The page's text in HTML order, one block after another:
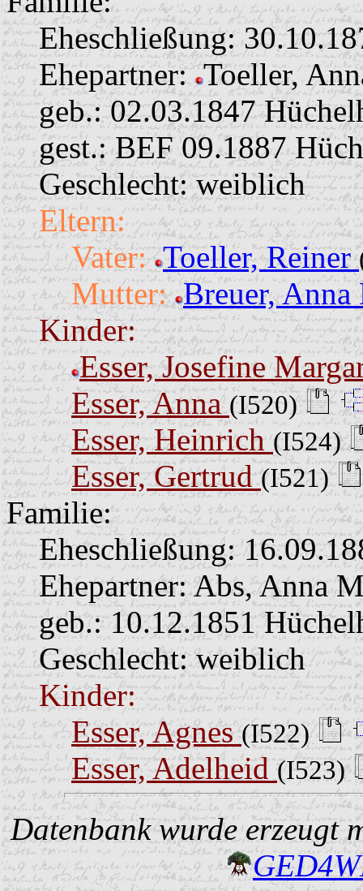
Eheschließung:
Ehepartner: Toeller,
geb.: 02.03.1847
gest.: BEF 09.1887
Geschlecht: weiblich
Eltern:
Vater: Toeller, Reiner
Mutter: Breuer,
Kinder:
Esser, Josefine
Esser, Anna(I520)
Esser, Heinrich(I524)
Esser, Gertrud(I521)
Familie:
Eheschließung:
Ehepartner: Abs, Anna
geb.: 10.12.1851
Geschlecht: weiblich
Kinder:
Esser, Agnes(I522)
Esser, Adelheid(I523)
Datenbank wurde erzeugt